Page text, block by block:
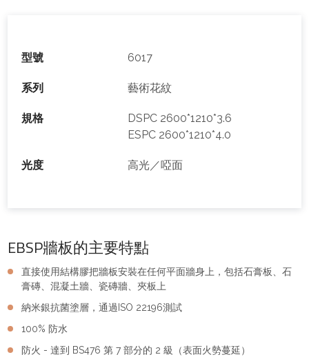
型號 6017
系列 藝術花紋
規格
DSPC 2600*1210*3.6
ESPC 2600*1210*4.0
光度 高光／啞面
EBSP牆板的主要特點
直接使用結構膠把牆板安裝在任何平面牆身上，包括石膏板、石
膏磚、混凝土牆、瓷磚牆、夾板上
納米銀抗菌塗層，通過ISO 22196測試
100% 防水
防火 - 達到 BS476 第 7 部分的 2 級（表面火勢蔓延）